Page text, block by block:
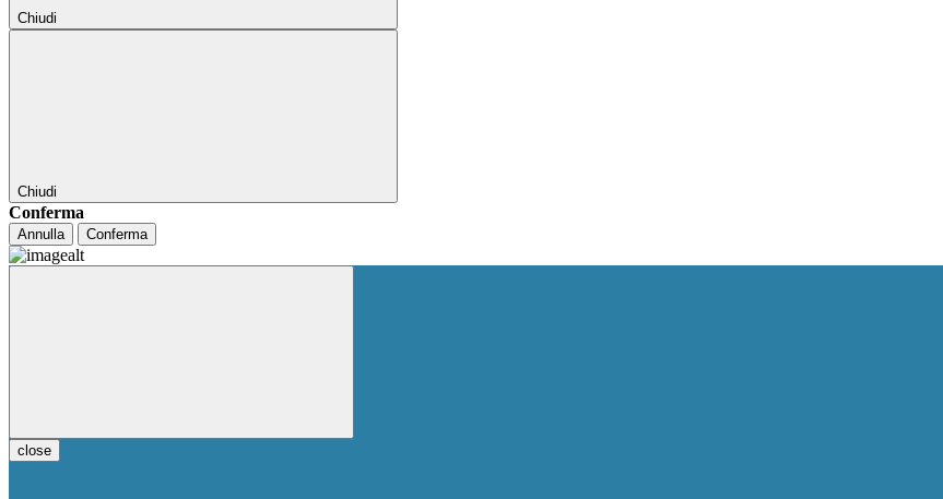
Chiudi
Chiudi
Conferma
Annulla Conferma
close